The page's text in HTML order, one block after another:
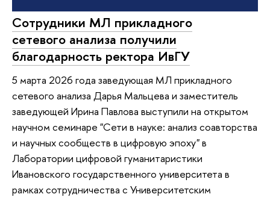
Сотрудники МЛ прикладного
сетевого анализа получили
благодарность ректора ИвГУ
5 марта 2026 года заведующая МЛ прикладного
сетевого анализа Дарья Мальцева и заместитель
заведующей Ирина Павлова выступили на открытом
научном семинаре "Сети в науке: анализ соавторства
и научных сообществ в цифровую эпоху" в
Лаборатории цифровой гуманитаристики
Ивановского государственного университета в
рамках сотрудничества с Университетским